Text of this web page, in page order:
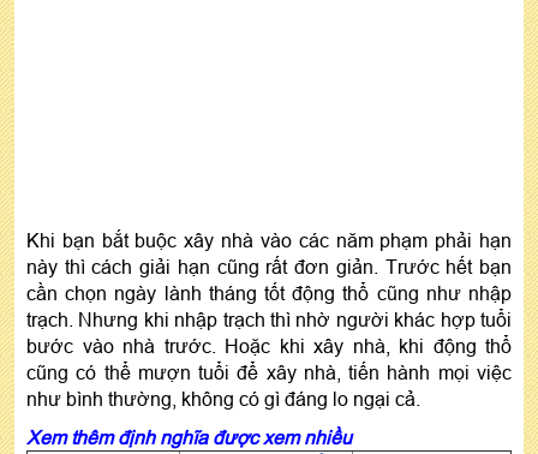
Khi bạn bắt buộc xây nhà vào các năm phạm phải hạn
này thì cách giải hạn cũng rất đơn giản. Trước hết bạn
cần chọn ngày lành tháng tốt động thổ cũng như nhập
trạch. Nhưng khi nhập trạch thì nhờ người khác hợp tuổi
bước vào nhà trước. Hoặc khi xây nhà, khi động thổ
cũng có thể mượn tuổi để xây nhà, tiến hành mọi việc
như bình thường, không có gì đáng lo ngại cả.
Xem thêm định nghĩa được xem nhiều